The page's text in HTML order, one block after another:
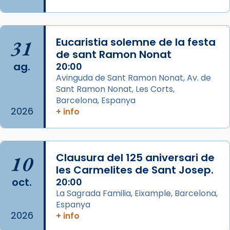
duració aproximada de tres hores. Després,
processó (recuperada el 1972) al voltant
del temple amb les relíquies de les santes.
Des de 1985 hi participa també un grup de
diablesses amb música i ball propis. Festa
gran a Mataró.
«Si vols saber què és calor, ves per les
Santes a Mataró»🥵.
Photo
View on Facebook · Share
Arquebisbat de Barcelona
2 weeks ago
Jaume, fill de Zebedeu, és juntament amb el
seu germà Joan i Pere un dels que
31
ag.
2026
Eucaristia solemne de la festa
de sant Ramon Nonat
20:00
Avinguda de Sant Ramon Nonat, Av. de
Sant Ramon Nonat, Les Corts,
Barcelona, Espanya
+ info
10
oct.
2026
Clausura del 125 aniversari de
les Carmelites de Sant Josep.
20:00
La Sagrada Familia, Eixample, Barcelona,
Espanya
+ info